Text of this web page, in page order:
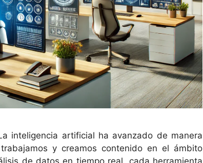
inteligencia artificial ha avanzado de manera
y creamos contenido en el ámbito
de datos en tiempo real, cada herramienta